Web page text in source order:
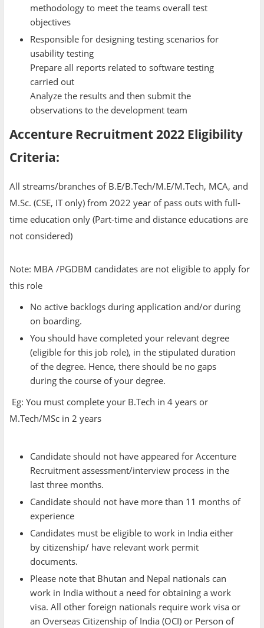
methodology to meet the teams overall test
objectives
Responsible for designing testing scenarios for
usability testing
Prepare all reports related to software testing
carried out
Analyze the results and then submit the
observations to the development team
Accenture Recruitment 2022 Eligibility
Criteria:
All streams/branches of B.E/B.Tech/M.E/M.Tech, MCA, and
M.Sc. (CSE, IT only) from 2022 year of pass outs with full-
time education only (Part-time and distance educations are
not considered)
Note: MBA /PGDBM candidates are not eligible to apply for
this role
No active backlogs during application and/or during
on boarding.
You should have completed your relevant degree
(eligible for this job role), in the stipulated duration
of the degree. Hence, there should be no gaps
during the course of your degree.
Eg: You must complete your B.Tech in 4 years or
M.Tech/MSc in 2 years
Candidate should not have appeared for Accenture
Recruitment assessment/interview process in the
last three months.
Candidate should not have more than 11 months of
experience
Candidates must be eligible to work in India either
by citizenship/ have relevant work permit
documents.
Please note that Bhutan and Nepal nationals can
work in India without a need for obtaining a work
visa. All other foreign nationals require work visa or
an Overseas Citizenship of India (OCI) or Person of